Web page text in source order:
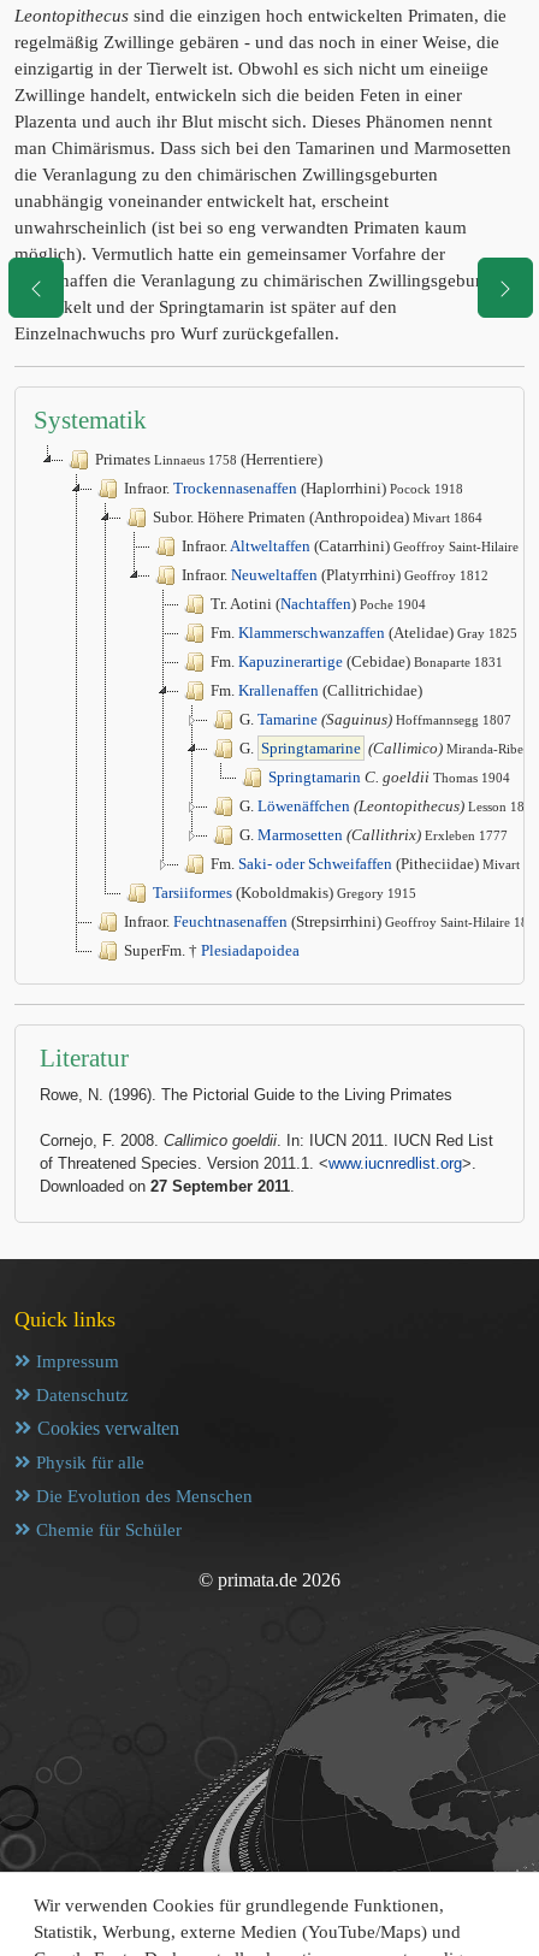
Wir verwenden Cookies für grundlegende Funktionen,
Statistik, Werbung, externe Medien (YouTube/Maps) und
Leontopithecus sind die einzigen hoch entwickelten Primaten, die
regelmäßig Zwillinge gebären - und das noch in einer Weise, die
einzigartig in der Tierwelt ist. Obwohl es sich nicht um eineiige
Zwillinge handelt, entwickeln sich die beiden Feten in einer
Plazenta und auch ihr Blut mischt sich. Dieses Phänomen nennt
man Chimärismus. Dass sich bei den Tamarinen und Marmosetten
die Veranlagung zu den chimärischen Zwillingsgeburten
unabhängig voneinander entwickelt hat, erscheint
unwahrscheinlich (ist bei so eng verwandten Primaten kaum
möglich). Vermutlich hatte ein gemeinsamer Vorfahre der
Krallenaffen die Veranlagung zu chimärischen Zwillingsgeburten
entwickelt und der Springtamarin ist später auf den
Einzelnachwuchs pro Wurf zurückgefallen.
Systematik
Primates Linnaeus 1758 (Herrentiere)
Infraor. Trockennasenaffen (Haplorrhini) Pocock 1918
Subor. Höhere Primaten (Anthropoidea) Mivart 1864
Infraor.Altweltaffen (Catarrhini) Geoffroy Saint-Hilaire
Infraor. Neuweltaffen (Platyrrhini) Geoffroy 1812
Tr. Aotini (Nachtaffen) Poche 1904
Fm. Klammerschwanzaffen (Atelidae) Gray 1825
Fm. Kapuzinerartige (Cebidae) Bonaparte 1831
Fm. Krallenaffen (Callitrichidae)
G. Tamarine (Saguinus) Hoffmannsegg 1807
G. Springtamarine (Callimico) Miranda-
Springtamarin C. goeldii Thomas 1904
G. Löwenäffchen (Leontopithecus) Lesson 1840
G. Marmosetten (Callithrix) Erxleben 1777
Fm. Saki- oder Schweifaffen (Pitheciidae) Mivart
Tarsiiformes (Koboldmakis) Gregory 1915
Infraor. Feuchtnasenaffen (Strepsirrhini) Geoffroy Saint-Hilaire
SuperFm. † Plesiadapoidea
Literatur
Rowe, N. (1996). The Pictorial Guide to the Living Primates
Cornejo, F. 2008. Callimico goeldii. In: IUCN 2011. IUCN Red List
of Threatened Species. Version 2011.1. <www.iucnredlist.org>.
Downloaded on 27 September 2011.
Quick links
Impressum
Datenschutz
Cookies verwalten
Physik für alle
Die Evolution des Menschen
Chemie für Schüler
© primata.de 2026